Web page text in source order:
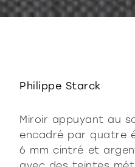
Philippe Starck
Miroir appuyant au
encadré par quatre
6 mm cintré et